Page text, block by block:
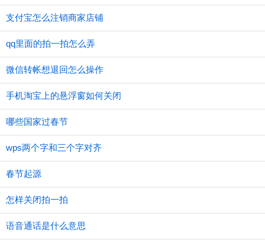
支付宝怎么注销商家店铺
qq里面的拍一拍怎么弄
微信转帐想退回怎么操作
手机淘宝上的悬浮窗如何关闭
哪些国家过春节
wps两个字和三个字对齐
春节起源
怎样关闭拍一拍
语音通话是什么意思